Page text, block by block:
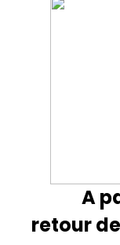
A
retour